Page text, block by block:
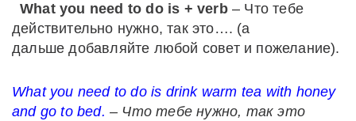
What you need to do is + verb– Что тебе
действительно нужно, так это…. (а
дальше добавляйте любой совет и пожелание).
What you need to do is drink warm tea with honey
and go to bed. – Что тебе нужно, так это